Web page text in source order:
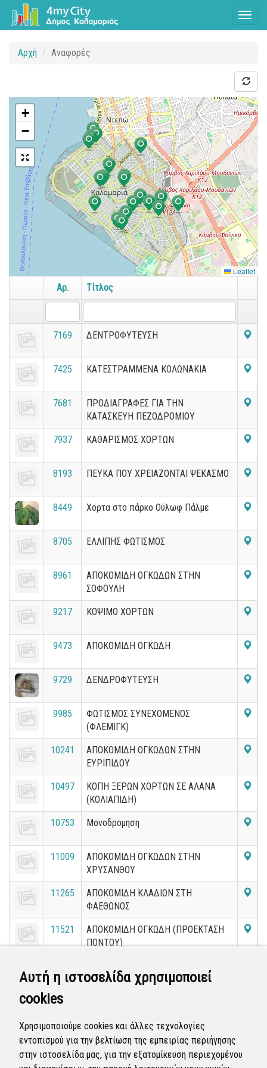
Αυτή η ιστοσελίδα χρησιμοποιεί
cookies
Χρησιμοποιούμε cookies και άλλες τεχνολογίες
εντοπισμού για την βελτίωση της εμπειρίας περιήγησης
στην ιστοσελίδα μας, για την εξατομίκευση περιεχομένου
Αρχή Αναφορές
+
−
Leaflet
Αρ. Τίτλος
7169 ΔΕΝΤΡΟΦΥΤΕΥΣΗ
7425 ΚΑΤΕΣΤΡΑΜΜΕΝΑ ΚΟΛΩΝΑΚΙΑ
7681
ΠΡΟΔΙΑΓΡΑΦΕΣ ΓΙΑ ΤΗΝ
ΚΑΤΑΣΚΕΥΗ ΠΕΖΟΔΡΟΜΙΟΥ
7937 ΚΑΘΑΡΙΣΜΟΣ ΧΟΡΤΩΝ
8193 ΠΕΥΚΑ ΠΟΥ ΧΡΕΙΑΖΟΝΤΑΙ ΨΕΚΑΣΜΟ
8449 Χορτα στο πάρκο Ούλωφ Πάλμε
8705 ΕΛΛΙΠΗΣ ΦΩΤΙΣΜΟΣ
8961
ΑΠΟΚΟΜΙΔΗ ΟΓΚΩΔΩΝ ΣΤΗΝ
ΣΟΦΟΥΛΗ
9217 ΚΟΨΙΜΟ ΧΟΡΤΩΝ
9473 ΑΠΟΚΟΜΙΔΗ ΟΓΚΩΔΗ
9729 ΔΕΝΔΡΟΦΥΤΕΥΣΗ
9985
ΦΩΤΙΣΜΟΣ ΣΥΝΕΧΟΜΕΝΟΣ
(ΦΛΕΜΙΓΚ)
10241
ΑΠΟΚΟΜΙΔΗ ΟΓΚΩΔΩΝ ΣΤΗΝ
ΕΥΡΙΠΙΔΟΥ
10497
ΚΟΠΗ ΞΕΡΩΝ ΧΟΡΤΩΝ ΣΕ ΑΛΑΝΑ
(ΚΟΛΙΑΠΙΔΗ)
10753 Μονοδρομηση
11009
ΑΠΟΚΟΜΙΔΗ ΟΓΚΩΔΩΝ ΣΤΗΝ
ΧΡΥΣΑΝΘΟΥ
11265
ΑΠΟΚΟΜΙΔΗ ΚΛΑΔΙΩΝ ΣΤΗ
ΦΑΕΘΩΝΟΣ
11521
ΑΠΟΚΟΜΙΔΗ ΟΓΚΩΔΗ (ΠΡΟΕΚΤΑΣΗ
ΠΟΝΤΟΥ)
ΠΑΠΑΔΗΜΗΤΡΙΟΥ)
12289
« 3 4 5 6 7 8 9 10 11
12